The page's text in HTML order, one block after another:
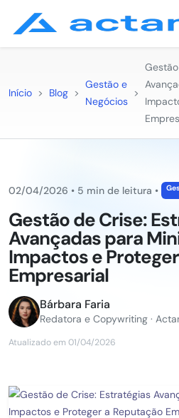
Início > Blog >
Gestão e
Negócios
>
02/04/2026 • 5 min de leitura •
Gestão de Crise:
Avançadas para
Impactos e
Empresarial
Bárbara Faria
Redatora e Copywriting ·
Atualizado em 01/04/2026